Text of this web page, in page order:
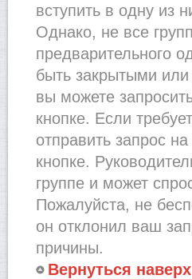
вступить в одну из
Однако, не все
предварительного
быть закрытыми
вы можете
кнопке. Если
отправить запрос
кнопке.
группе и может
Пожалуйста, не
он отклонил ваш
причины.
Вернуться наверх